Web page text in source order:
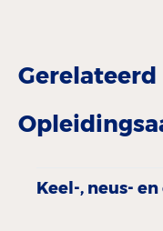
Gerelateerd
Keel-, neus-